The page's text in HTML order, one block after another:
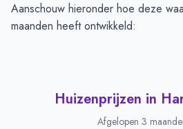
Aanschouw hieronder hoe deze
maanden heeft ontwikkeld:
Huizenprijzen in
Afgelopen 3